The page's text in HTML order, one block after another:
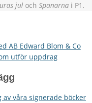
jul och Spanarna i P1.
AB Edward Blom & Co
utför uppdrag
av våra signerade böcker